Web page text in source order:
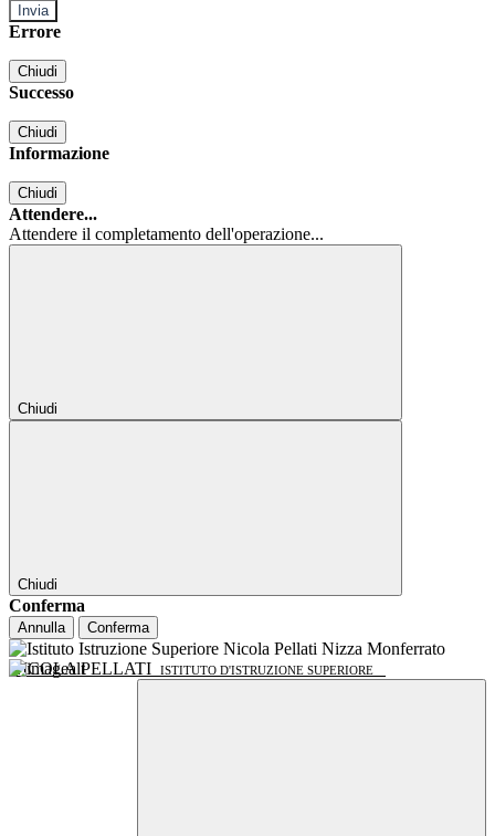
Errore
Chiudi
Successo
Chiudi
Informazione
Chiudi
Attendere...
Attendere il completamento dell'operazione...
Chiudi
Chiudi
Conferma
Annulla Conferma
NICOLA PELLATI ISTITUTO D'ISTRUZIONE SUPERIORE